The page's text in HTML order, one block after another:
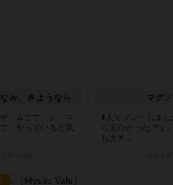
み、さようなら
ームです。テーマ
、やっていると気
マグ
4人でプレイしま
ら面白かったです
も大き...